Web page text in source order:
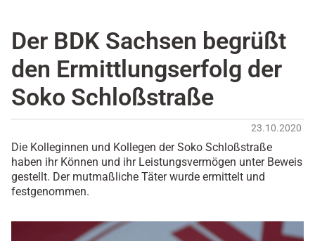
Der BDK Sachsen begrüßt
den Ermittlungserfolg der
Soko Schloßstraße
23.10.2020
Die Kolleginnen und Kollegen der Soko Schloßstraße
haben ihr Können und ihr Leistungsvermögen unter Beweis
gestellt. Der mutmaßliche Täter wurde ermittelt und
festgenommen.